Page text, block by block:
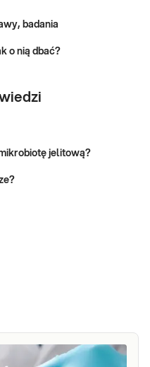
badania
o nią dbać?
jelitową?